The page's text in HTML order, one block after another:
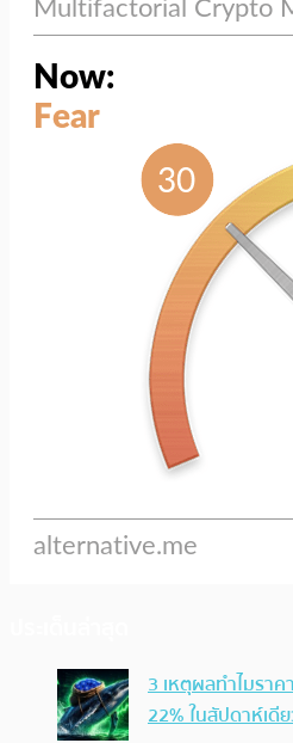
3 เหตุผลทำไมรา
22% ในสัปดาห์เดี